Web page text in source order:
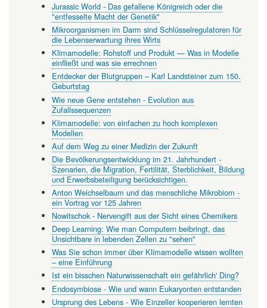
Jurassic World - Das gefallene Königreich oder die
"entfesselte Macht der Genetik"
Mikroorganismen im Darm sind Schlüsselregulatoren für
die Lebenserwartung ihres Wirts
Klimamodelle: Rohstoff und Produkt — Was in Modelle
einfließt und was sie errechnen
Entdecker der Blutgruppen – Karl Landsteiner zum 150.
Geburtstag
Wie neue Gene entstehen - Evolution aus
Zufallssequenzen
Klimamodelle: von einfachen zu hoch komplexen
Modellen
Auf dem Weg zu einer Medizin der Zukunft
Die Bevölkerungsentwicklung im 21. Jahrhundert -
Szenarien, die Migration, Fertilität, Sterblichkeit, Bildung
und Erwerbsbeteiligung berücksichtigen.
Anton Weichselbaum und das menschliche Mikrobiom -
ein Vortrag vor 125 Jahren
Nowitschok - Nervengift aus der Sicht eines Chemikers
Deep Learning: Wie man Computern beibringt, das
Unsichtbare in lebenden Zellen zu "sehen"
Was Sie schon immer über Klimamodelle wissen wollten
– eine Einführung
Ist ein bisschen Naturwissenschaft ein gefährlich' Ding?
Endosymbiose - Wie und wann Eukaryonten entstanden
Ursprung des Lebens - Wie Einzeller kooperieren lernten